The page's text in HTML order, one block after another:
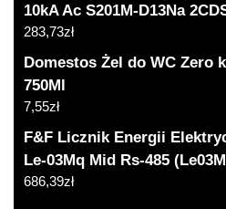
10kA Ac S201M-D13Na
283,73zł
Domestos Żel do WC Zero
750Ml
7,55zł
F&F Licznik Energii
Le-03Mq Mid Rs-485
686,39zł